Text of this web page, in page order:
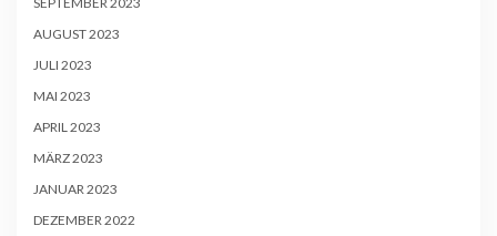
AUGUST 2023
JULI 2023
MAI 2023
APRIL 2023
MÄRZ 2023
JANUAR 2023
DEZEMBER 2022